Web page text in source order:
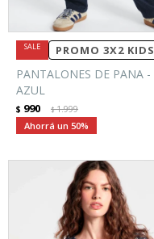
PROMO 3X2 KIDS
PANTALONES DE PANA -
AZUL
$ 990 $1.999
50